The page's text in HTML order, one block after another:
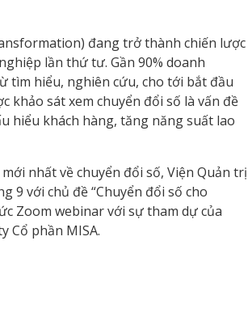
đang trở thành chiến lược
lần thứ tư. Gần 90% doanh
tìm hiểu, nghiên cứu, cho tới bắt đầu
khảo sát xem chuyển đổi số là vấn đề
hiểu khách hàng, tăng năng suất lao
nhất về chuyển đổi số, Viện Quản trị
9 với chủ đề “Chuyển đổi số cho
Zoom webinar với sự tham dự của
Cổ phần MISA.